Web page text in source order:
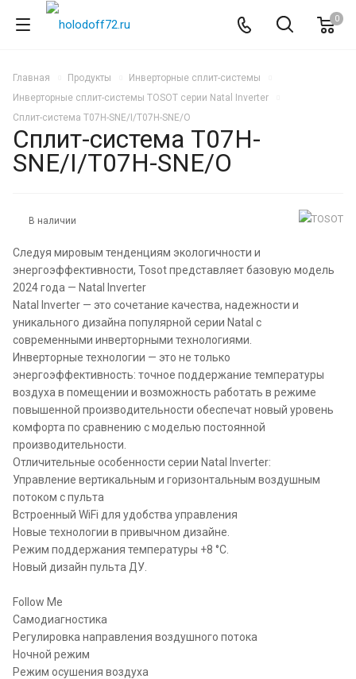
0
Главная Продукты
Инверторные сплит-системы
Инверторные сплит-системы TOSOT серии Natal Inverter
Сплит-система T07H-SNE/I/T07H-SNE/O
Сплит-система T07H-
SNE/I/T07H-SNE/O
В наличии
Следуя мировым тенденциям экологичности и
энергоэффективности, Tosot представляет базовую модель
2024 года — Natal Inverter
Natal Inverter — это сочетание качества, надежности и
уникального дизайна популярной серии Natal с
современными инверторными технологиями.
Инверторные технологии — это не только
энергоэффективность: точное поддержание температуры
воздуха в помещении и возможность работать в режиме
повышенной производительности обеспечат новый уровень
комфорта по сравнению с моделью постоянной
производительности.
Отличительные особенности серии Natal Inverter:
Управление вертикальным и горизонтальным воздушным
потоком с пульта
Встроенный WiFi для удобства управления
Новые технологии в привычном дизайне.
Режим поддержания температуры +8 °С.
Новый дизайн пульта ДУ.
Follow Me
Самодиагностика
Регулировка направления воздушного потока
Ночной режим
Режим осушения воздуха